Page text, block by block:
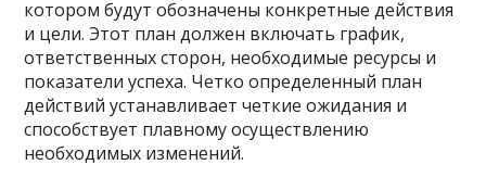
котором будут обозначены конкретные действия
и цели. Этот план должен включать график,
ответственных сторон, необходимые ресурсы и
показатели успеха. Четко определенный план
действий устанавливает четкие ожидания и
способствует плавному осуществлению
необходимых изменений.